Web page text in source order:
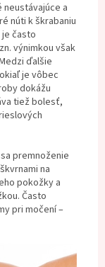
a
núti k škrabaniu
často
výnimkou však
ďalšie
je vôbec
dokážu
tiež bolesť,
premnoženie
na
pokožky a
Často
pri močení –